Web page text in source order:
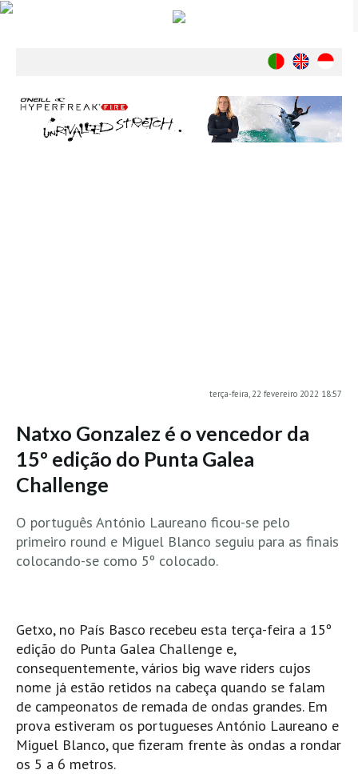
Internacionais
Ambiente
Vila Praia de Âncora HD
Viana do Castelo HD
Viana Pontão HD
GRANDE PORTO
Aguçadoura HD
Azurara HD
Praia de Árvore - Areal HD
Mindelo
Mindelo meia laranja HD
Pedras do Corgo - Melanina HD
Cabo do Mundo HD
terça-feira, 22 fevereiro 2022 18:57
Natxo Gonzalez é o vencedor da
15º edição do Punta Galea
Challenge
O português António Laureano ficou-se pelo
primeiro round e Miguel Blanco seguiu para as finais
colocando-se como 5º colocado.
Getxo, no País Basco recebeu esta terça-feira a 15º
edição do Punta Galea Challenge e,
consequentemente, vários big wave riders cujos
nome já estão retidos na cabeça quando se falam
de campeonatos de remada de ondas grandes. Em
prova estiveram os portugueses António Laureano e
Miguel Blanco, que fizeram frente às ondas a rondar
os 5 a 6 metros.